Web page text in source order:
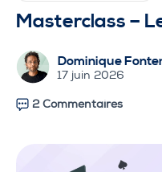
o
n
t
n
Masterclass –
Dominique
17 juin 2026
2 Commentaires